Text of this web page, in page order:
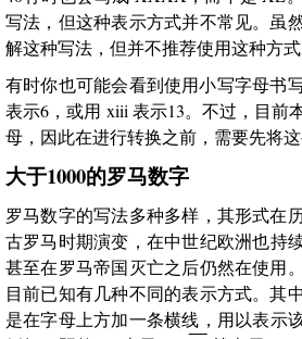
写法，但这种表示方式并不常见。虽
解这种写法，但并不推荐使用这种方式
有时你也可能会看到使用小写字母书
表示6，或用 xiii 表示13。不过，目前
母，因此在进行转换之前，需要先将这
大于1000的罗马数字
罗马数字的写法多种多样，其形式在
古罗马时期演变，在中世纪欧洲也
甚至在罗马帝国灭亡之后仍然在使用
目前已知有几种不同的表示方式。其
是在字母上方加一条横线，用以表示